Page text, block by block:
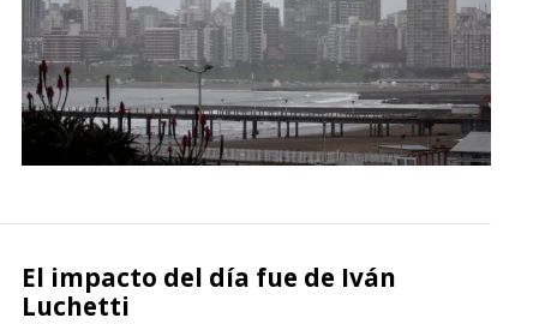
El impacto del día fue de Iván
Luchetti